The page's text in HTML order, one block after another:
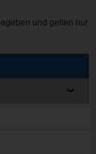
und gelten nur